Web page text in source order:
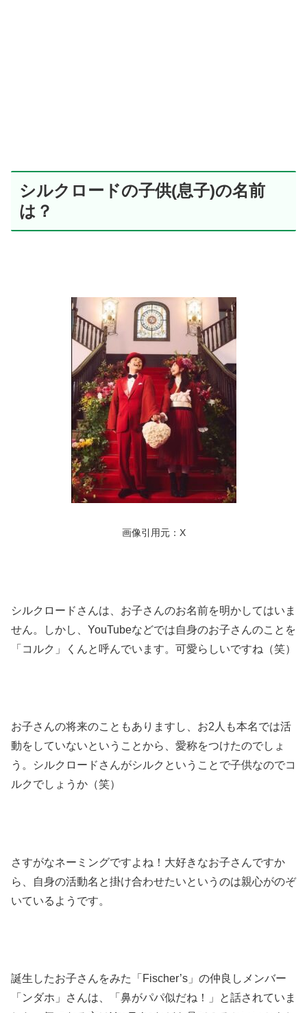
シルクロードの子供(息子)の名前
は？
画像引用元：X
シルクロードさんは、お子さんのお名前を明かしてはいま
せん。しかし、YouTubeなどでは自身のお子さんのことを
「コルク」くんと呼んでいます。可愛らしいですね（笑）
お子さんの将来のこともありますし、お2人も本名では活
動をしていないということから、愛称をつけたのでしょ
う。シルクロードさんがシルクということで子供なのでコ
ルクでしょうか（笑）
さすがなネーミングですよね！大好きなお子さんですか
ら、自身の活動名と掛け合わせたいというのは親心がのぞ
いているようです。
誕生したお子さんをみた「Fischer’s」の仲良しメンバー
「ンダホ」さんは、「鼻がパパ似だね！」と話されていま